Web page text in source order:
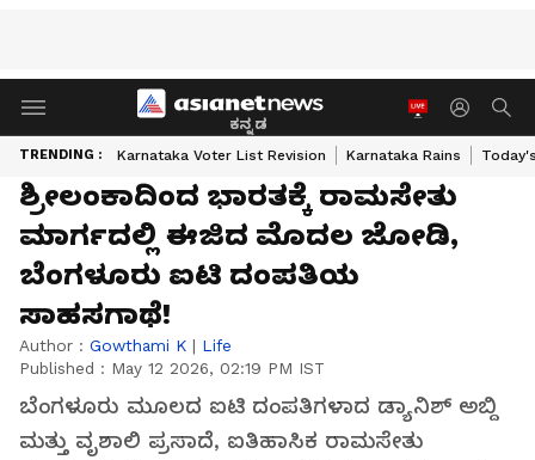
ಕನ್ನಡ
TRENDING : Karnataka Voter List Revision Karnataka Rains
ಶ್ರೀಲಂಕಾದಿಂದ ಭಾರತಕ್ಕೆ ರಾಮಸೇತು
ಮಾರ್ಗದಲ್ಲಿ ಈಜಿದ ಮೊದಲ ಜೋಡಿ,
ಬೆಂಗಳೂರು ಐಟಿ ದಂಪತಿಯ
ಸಾಹಸಗಾಥೆ!
Author : Gowthami K | Life
Published : May 12 2026, 02:19 PM IST
ಬೆಂಗಳೂರು ಮೂಲದ ಐಟಿ ದಂಪತಿಗಳಾದ ಡ್ಯಾನಿಶ್ ಅಬ್ದಿ
ಮತ್ತು ವೃಶಾಲಿ ಪ್ರಸಾದೆ, ಐತಿಹಾಸಿಕ ರಾಮಸೇತು